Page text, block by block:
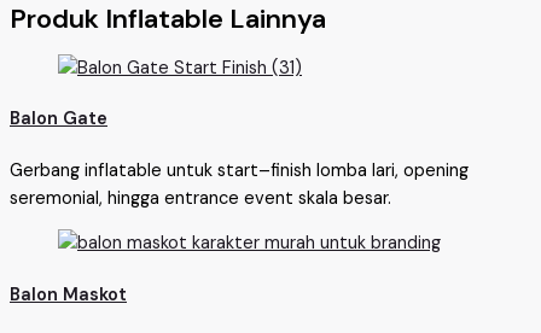
Produk Inflatable Lainnya
Balon Gate
Gerbang inflatable untuk start–finish lomba lari, opening
seremonial, hingga entrance event skala besar.
Balon Maskot